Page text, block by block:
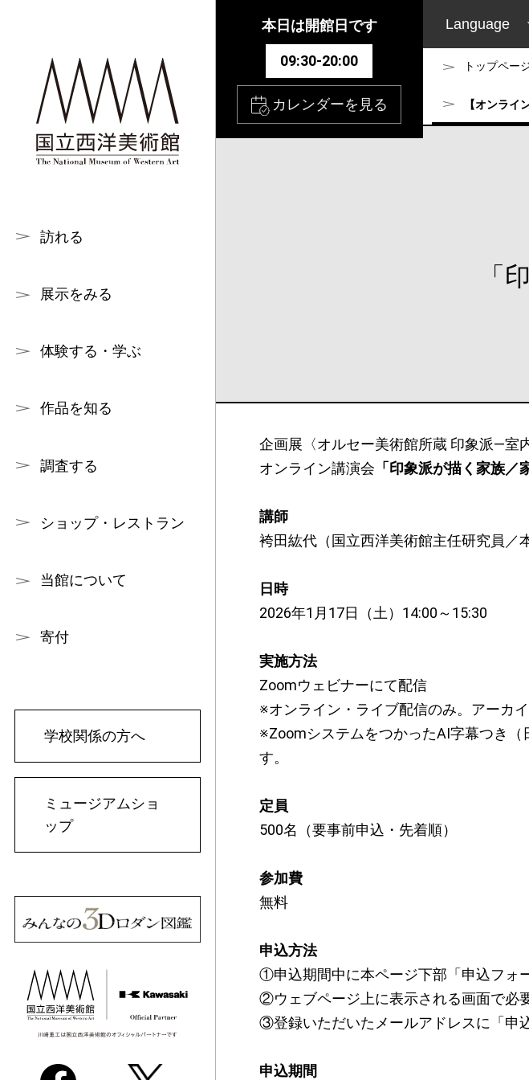
訪れる
展示をみる
体験する・学ぶ
作品を知る
調査する
ショップ・レストラン
当館について
寄付
学校関係の方へ
ミュージアムショ
ップ
本日は開館日です
09:30-20:00
カレンダーを見る
Language
トップペー
【オンライ
「
企画展〈オルセー美術館所蔵 印象派―室
オンライン講演会 「印象派が描く家族／
講師
袴田紘代（国立西洋美術館主任研究員／
日時
2026年1月17日（土）14:00～15:30
実施方法
Zoomウェビナーにて配信
※オンライン・ライブ配信のみ。アーカ
※ZoomシステムをつかったAI字幕つき
す。
定員
500名（要事前申込・先着順）
参加費
無料
申込方法
①申込期間中に本ページ下部「申込フォ
②ウェブページ上に表示される画面で必
③登録いただいたメールアドレスに「申
申込期間